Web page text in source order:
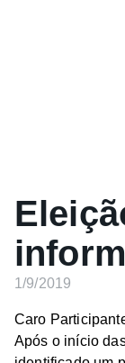
1/9/2019
Caro
Após o início